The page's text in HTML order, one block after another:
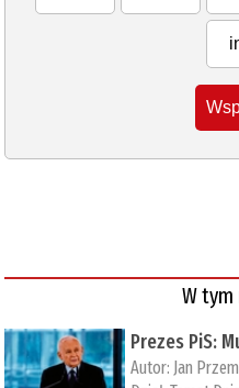
W tym
Prezes PiS:
Autor: Jan